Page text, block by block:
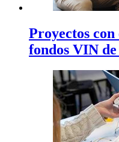
Proyectos
fondos VIN